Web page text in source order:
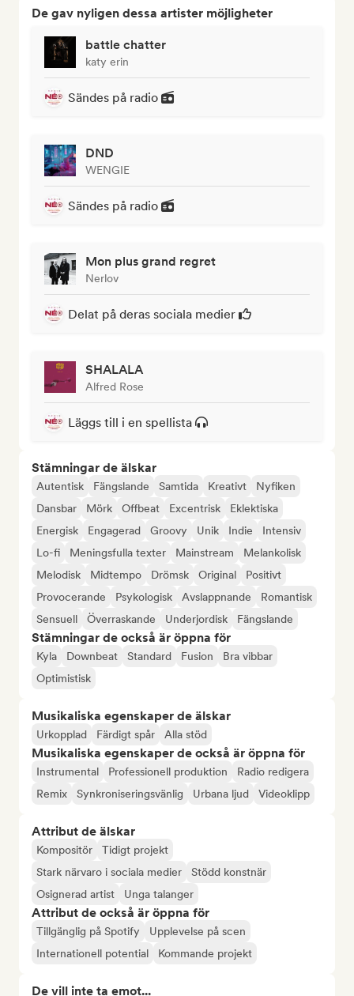
De gav nyligen dessa artister möjligheter
battle chatter
katy erin
Sändes på radio
DND
WENGIE
Sändes på radio
Mon plus grand regret
Nerlov
Delat på deras sociala medier
SHALALA
Alfred Rose
Läggs till i en spellista
Stämningar de älskar
Autentisk Fängslande Samtida Kreativt
Nyfiken
Dansbar
Mörk Offbeat Excentrisk
Eklektiska
Energisk
Engagerad Groovy Unik Indie
Intensiv
Lo-fi
Meningsfulla texter Mainstream
Melankolisk
Melodisk
Midtempo Drömsk Original
Positivt
Provocerande
Psykologisk Avslappnande
Romantisk
Sensuell
Överraskande Underjordisk Fängslande
Stämningar de också är öppna för
Kyla Downbeat Standard Fusion
Bra vibbar
Optimistisk
Musikaliska egenskaper de älskar
Urkopplad Färdigt spår Alla stöd
Musikaliska egenskaper de också är öppna för
Instrumental Professionell produktion
Radio redigera
Remix
Synkroniseringsvänlig Urbana ljud Videoklipp
Attribut de älskar
Kompositör
Tidigt projekt
Stark närvaro i sociala medier
Stödd konstnär
Osignerad artist
Unga talanger
Attribut de också är öppna för
Tillgänglig på Spotify
Upplevelse på scen
Internationell potential
Kommande projekt
De vill inte ta emot...